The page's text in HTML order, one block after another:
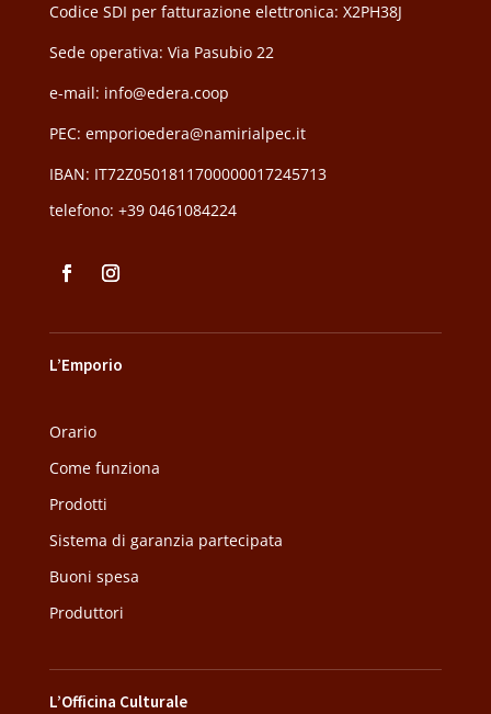
Codice SDI per fatturazione elettronica: X2PH38J
Sede operativa: Via Pasubio 22
e-mail: info@edera.coop
PEC: emporioedera@namirialpec.it
IBAN: IT72Z0501811700000017245713
telefono: +39 0461084224
L’Emporio
Orario
Come funziona
Prodotti
Sistema di garanzia partecipata
Buoni spesa
Produttori
L’Officina Culturale